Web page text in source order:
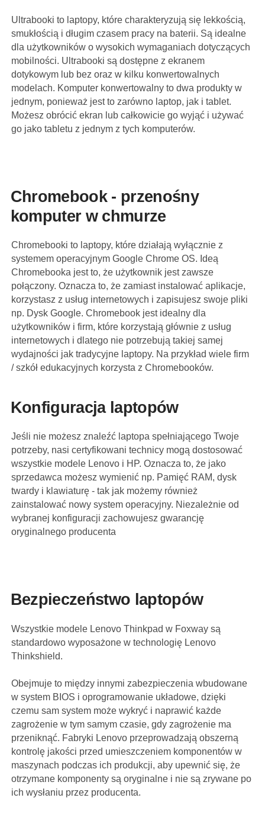
Ultrabooki to laptopy, które charakteryzują się lekkością,
smukłością i długim czasem pracy na baterii. Są idealne
dla użytkowników o wysokich wymaganiach dotyczących
mobilności. Ultrabooki są dostępne z ekranem
dotykowym lub bez oraz w kilku konwertowalnych
modelach. Komputer konwertowalny to dwa produkty w
jednym, ponieważ jest to zarówno laptop, jak i tablet.
Możesz obrócić ekran lub całkowicie go wyjąć i używać
go jako tabletu z jednym z tych komputerów.
Chromebook - przenośny
komputer w chmurze
Chromebooki to laptopy, które działają wyłącznie z
systemem operacyjnym Google Chrome OS. Ideą
Chromebooka jest to, że użytkownik jest zawsze
połączony. Oznacza to, że zamiast instalować aplikacje,
korzystasz z usług internetowych i zapisujesz swoje pliki
np. Dysk Google. Chromebook jest idealny dla
użytkowników i firm, które korzystają głównie z usług
internetowych i dlatego nie potrzebują takiej samej
wydajności jak tradycyjne laptopy. Na przykład wiele firm
/ szkół edukacyjnych korzysta z Chromebooków.
Konfiguracja laptopów
Jeśli nie możesz znaleźć laptopa spełniającego Twoje
potrzeby, nasi certyfikowani technicy mogą dostosować
wszystkie modele Lenovo i HP. Oznacza to, że jako
sprzedawca możesz wymienić np. Pamięć RAM, dysk
twardy i klawiaturę - tak jak możemy również
zainstalować nowy system operacyjny. Niezależnie od
wybranej konfiguracji zachowujesz gwarancję
oryginalnego producenta
Bezpieczeństwo laptopów
Wszystkie modele Lenovo Thinkpad w Foxway są
standardowo wyposażone w technologię Lenovo
Thinkshield.
Obejmuje to między innymi zabezpieczenia wbudowane
w system BIOS i oprogramowanie układowe, dzięki
czemu sam system może wykryć i naprawić każde
zagrożenie w tym samym czasie, gdy zagrożenie ma
przeniknąć. Fabryki Lenovo przeprowadzają obszerną
kontrolę jakości przed umieszczeniem komponentów w
maszynach podczas ich produkcji, aby upewnić się, że
otrzymane komponenty są oryginalne i nie są zrywane po
ich wysłaniu przez producenta.